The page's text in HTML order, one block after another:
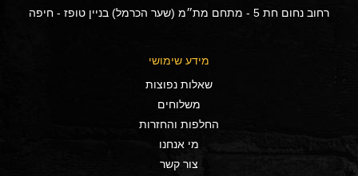
רחוב נחום חת 5 - מתחם מת״מ (שער הכרמל) בניין טופז - חיפה
מידע שימושי
שאלות נפוצות
משלוחים
החלפות והחזרות
מי אנחנו
צור קשר